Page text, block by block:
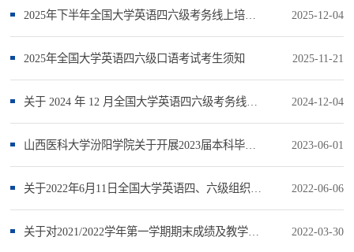
2025年下半年全国大学英语四六级考务线上培训的通知 2025-12-04
2025年全国大学英语四六级口语考试考生须知 2025-11-21
关于 2024 年 12 月全国大学英语四六级考务线上培训的通知 2024-12-04
山西医科大学汾阳学院关于开展2023届本科毕业生毕业设计（论文）质量检测工作的通知 2023-06-01
关于2022年6月11日全国大学英语四、六级组织及可申请延期考试或考试退费的通知 2022-06-06
关于对2021/2022学年第一学期期末成绩及教学工作进行分析与总结的通知 2022-03-30